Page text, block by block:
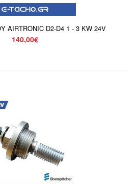
D2-D4 1 - 3 KW 24V
140,00€